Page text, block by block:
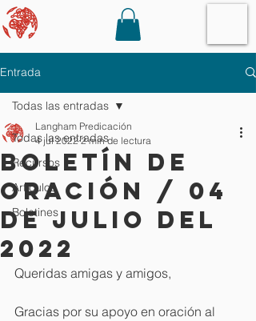
Entrada
Todas las entradas
Recursos
Artículos
Boletines
Todas las entradas
Boletín de
oración / 04
de julio del
2022
Langham Predicación
4 jul 2022 2 min de lectura
Queridas amigas y amigos,
Gracias por su apoyo en oración al